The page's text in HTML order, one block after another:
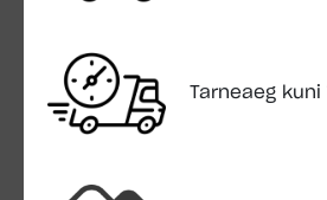
Tarneaeg
Montaaživahendid:
Sisalduvad hinnas
Kinnitusankrud ei kuulu komplekti
Laste mängumaja vastab